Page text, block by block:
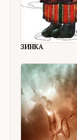
ЗИНКА